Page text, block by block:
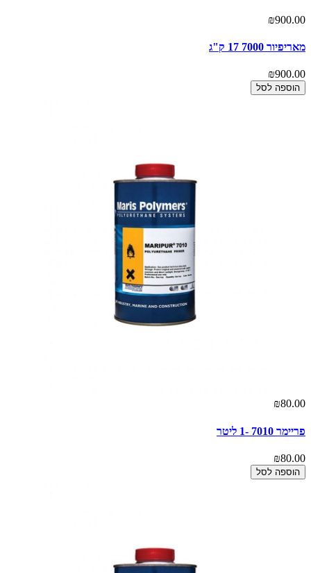
₪900.00
מאריפיור 7000 17 ק"ג
₪900.00
הוספה לסל
₪80.00
פריימר 7010 -1 ליטר
₪80.00
הוספה לסל